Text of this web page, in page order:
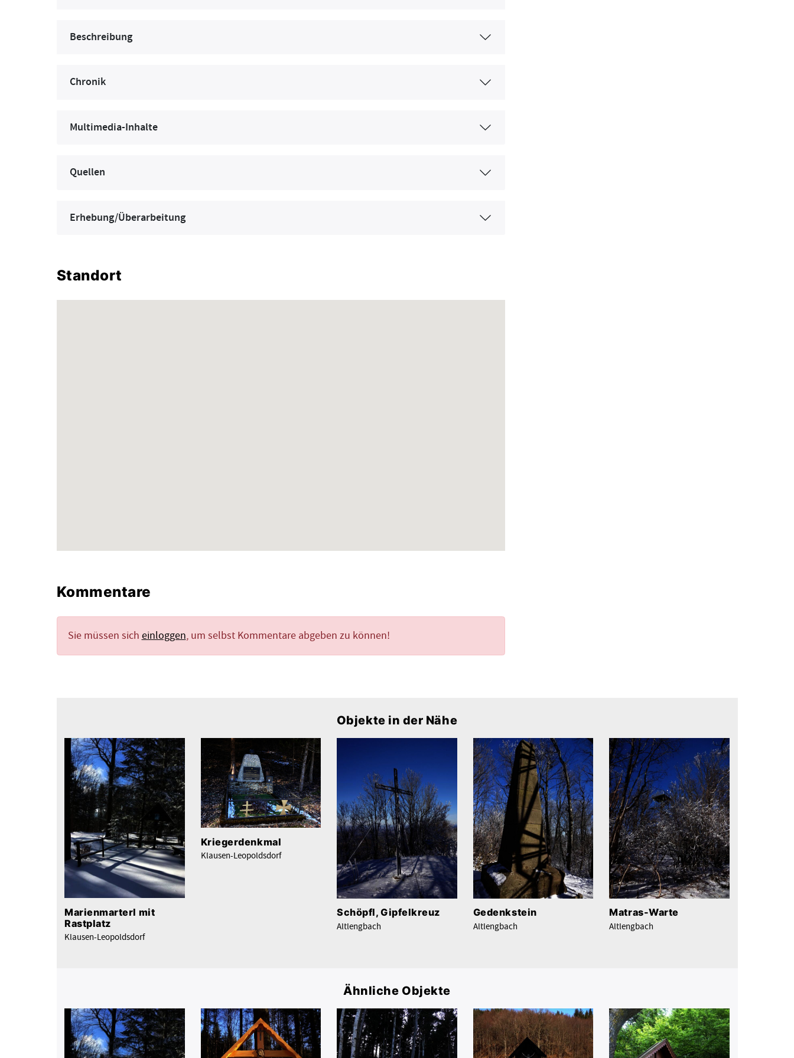
Beschreibung
Chronik
Multimedia-Inhalte
Quellen
Erhebung/Überarbeitung
Standort
Kommentare
Sie müssen sich einloggen, um selbst Kommentare abgeben zu können!
Objekte in der Nähe
Marienmarterl mit
Rastplatz
Klausen-Leopoldsdorf
Kriegerdenkmal
Klausen-Leopoldsdorf
Schöpfl, Gipfelkreuz
Altlengbach
Gedenkstein
Altlengbach
Matras-Warte
Altlengbach
Ähnliche Objekte